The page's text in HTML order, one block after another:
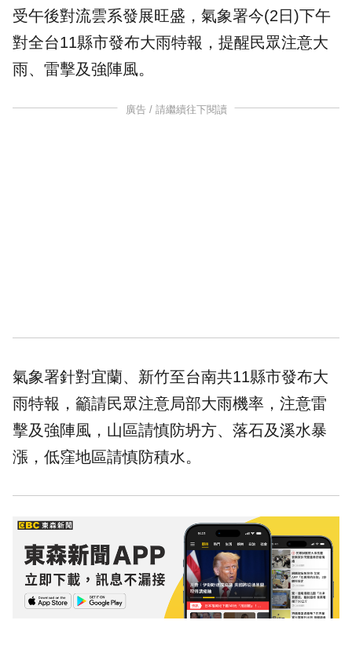
受午後對流雲系發展旺盛， 氣象署今(2日)下午
對全台11縣市發布大雨特報 ，提醒民眾注意大
雨、雷擊及強陣風。
廣告 / 請繼續往下閱讀
氣象署針對宜蘭、新竹至台南共11縣市發布大
雨特報，籲請民眾注意局部大雨機率，注意雷
擊及強陣風，山區請慎防坍方、落石及溪水暴
漲，低窪地區請慎防積水。